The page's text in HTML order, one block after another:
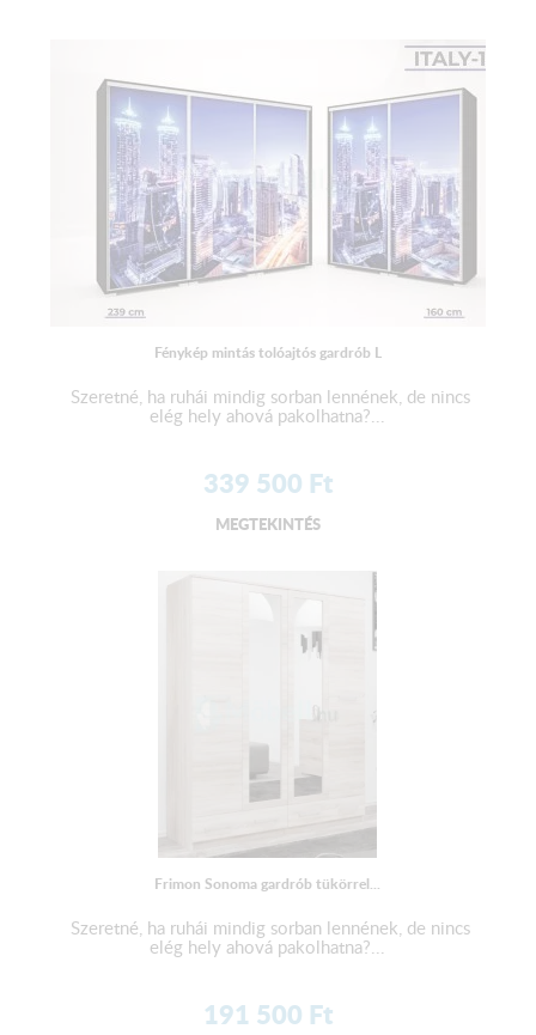
Fénykép mintás tolóajtós gardrób L
Szeretné, ha ruhái mindig sorban lennének, de nincs
elég hely ahová pakolhatna?...
339 500 Ft
MEGTEKINTÉS
Frimon Sonoma gardrób tükörrel...
Szeretné, ha ruhái mindig sorban lennének, de nincs
elég hely ahová pakolhatna?...
191 500 Ft